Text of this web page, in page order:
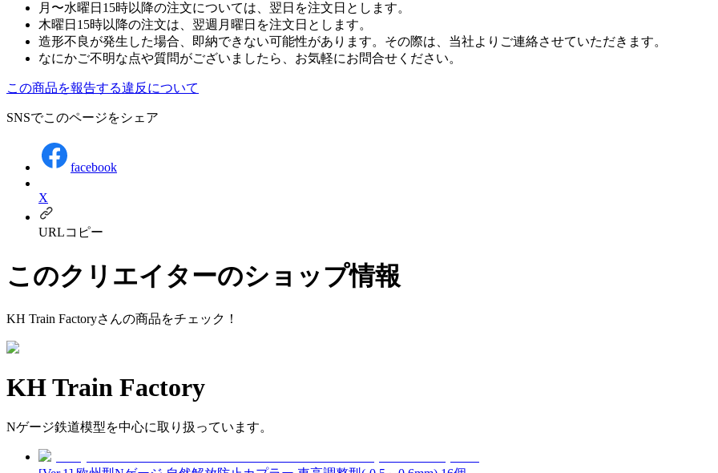
月〜水曜日15時以降の注文については、翌日を注文日とします。
木曜日15時以降の注文は、翌週月曜日を注文日とします。
造形不良が発生した場合、即納できない可能性があります。その際は、当社よりご連絡させていただきます。
なにかご不明な点や質問がございましたら、お気軽にお問合せください。
この商品を報告する違反について
SNSでこのページをシェア
facebook
X
URLコピー
このクリエイターのショップ情報
KH Train Factoryさんの商品をチェック！
KH Train Factory
Nゲージ鉄道模型を中心に取り扱っています。